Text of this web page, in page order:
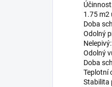
1.75 m2
Doba
Odolný
Odolný
Doba
Teplotní
Stabilita